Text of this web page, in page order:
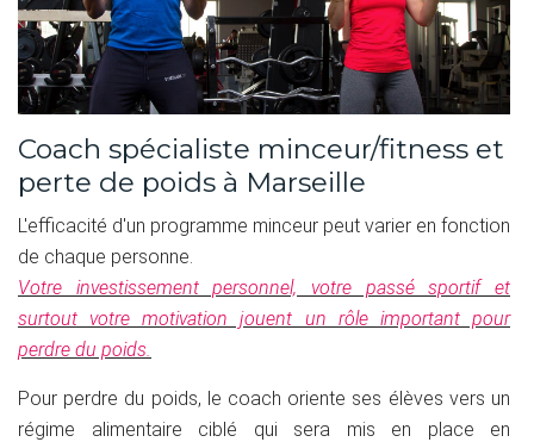
Coach spécialiste minceur/fitness et
perte de poids à Marseille
L'efficacité d'un programme minceur peut varier en fonction
de chaque personne.
Votre investissement personnel, votre passé sportif et
surtout votre motivation jouent un rôle important pour
perdre du poids.
Pour perdre du poids, le coach oriente ses élèves vers un
régime alimentaire ciblé qui sera mis en place en